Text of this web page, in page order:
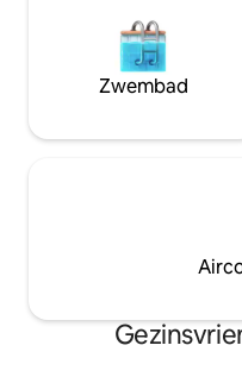
Zwembad